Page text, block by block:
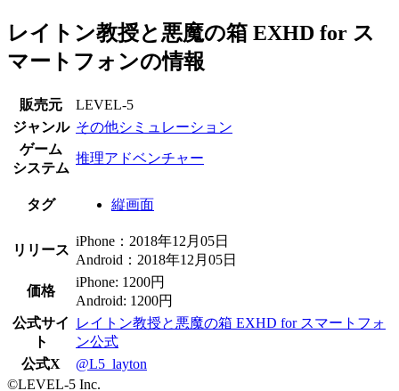
レイトン教授と悪魔の箱 EXHD for ス
マートフォンの情報
販売元
LEVEL-5
ジャンル その他シミュレーション
ゲーム
システム
推理アドベンチャー
タグ 縦画面
リリース
iPhone：2018年12月05日
Android：2018年12月05日
価格
iPhone: 1200円
Android: 1200円
公式サイ
ト
レイトン教授と悪魔の箱 EXHD for スマートフォ
ン公式
公式X
@L5_layton
©LEVEL-5 Inc.